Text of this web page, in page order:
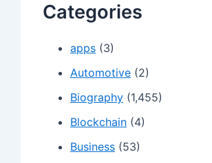
Categories
apps (3)
Automotive (2)
Biography (1,455)
Blockchain (4)
Business (53)